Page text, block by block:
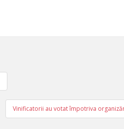
Vinificatorii au votat împotriva